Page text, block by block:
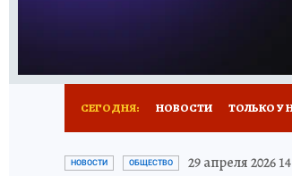
СЕГОДНЯ: НОВОСТИ ТОЛЬКО У
ИСПЫТАНО НА СЕБЕ
НОВОСТИ ОБЩЕСТВО 29 апреля 2026